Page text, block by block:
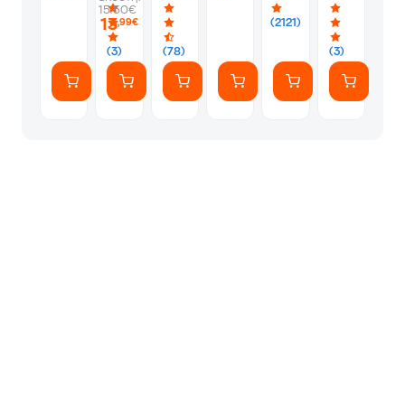
(3)
15.50€
13,99€
Silver
(78)
(2121)
Φακελάκι
(7
(3)